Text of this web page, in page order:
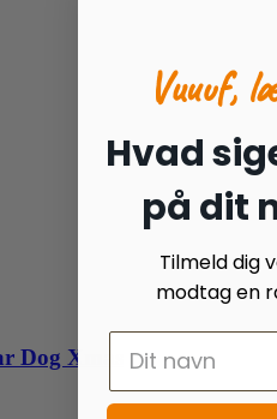
Dog Xmas
Vuuuf,
Hvad
på dit
Tilmeld dig
modtag en